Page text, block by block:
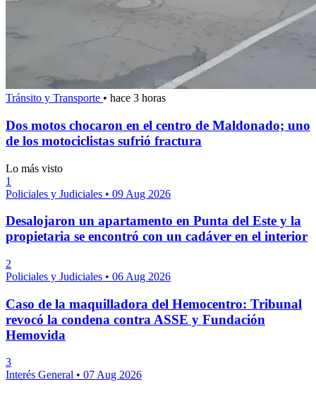
Tránsito y Transporte • hace 3 horas
Dos motos chocaron en el centro de Maldonado; uno
de los motociclistas sufrió fractura
Lo más visto
1
Policiales y Judiciales • 09 Aug 2026
Desalojaron un apartamento en Punta del Este y la
propietaria se encontró con un cadáver en el interior
2
Policiales y Judiciales • 06 Aug 2026
Caso de la maquilladora del Hemocentro: Tribunal
revocó la condena contra ASSE y Fundación
Hemovida
3
Interés General • 07 Aug 2026